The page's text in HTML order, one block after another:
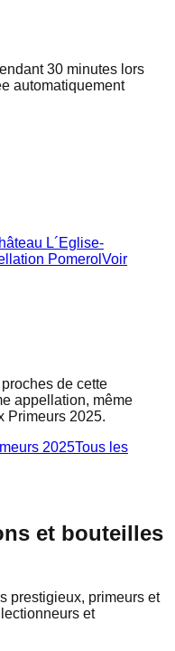
30 minutes lors
automatiquement
L´Eglise-
Pomerol Voir
de cette
appellation, même
Primeurs 2025.
2025Tous les
et bouteilles
prestigieux, primeurs et
et